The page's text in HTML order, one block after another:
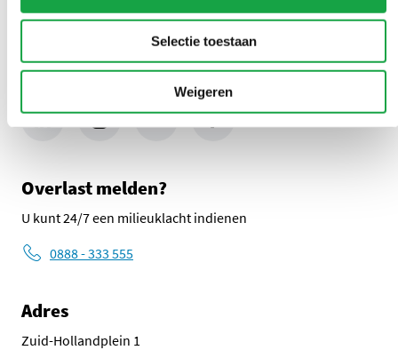
Selectie toestaan
Weigeren
Stuur ons een bericht
Volg ons
LinkedIn Omgevingsdienst Haaglanden (opent in een nieuw
Instagram Omgevingsdienst Haaglanden (opent in
X Omgevingsdienst Haaglanden (opent in
Facebook Omgevingsdienst
Overlast melden?
U kunt 24/7 een milieuklacht indienen
0888 - 333 555
Adres
Zuid-Hollandplein 1